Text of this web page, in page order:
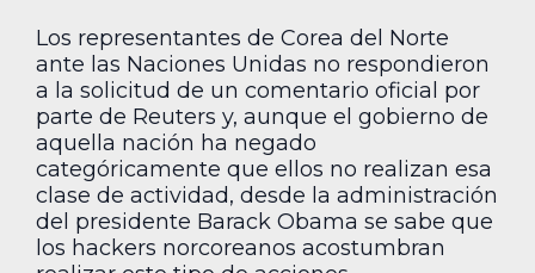
Los representantes de Corea del Norte
ante las Naciones Unidas no respondieron
a la solicitud de un comentario oficial por
parte de Reuters y, aunque el gobierno de
aquella nación ha negado
categóricamente que ellos no realizan esa
clase de actividad, desde la administración
del presidente Barack Obama se sabe que
los hackers norcoreanos acostumbran